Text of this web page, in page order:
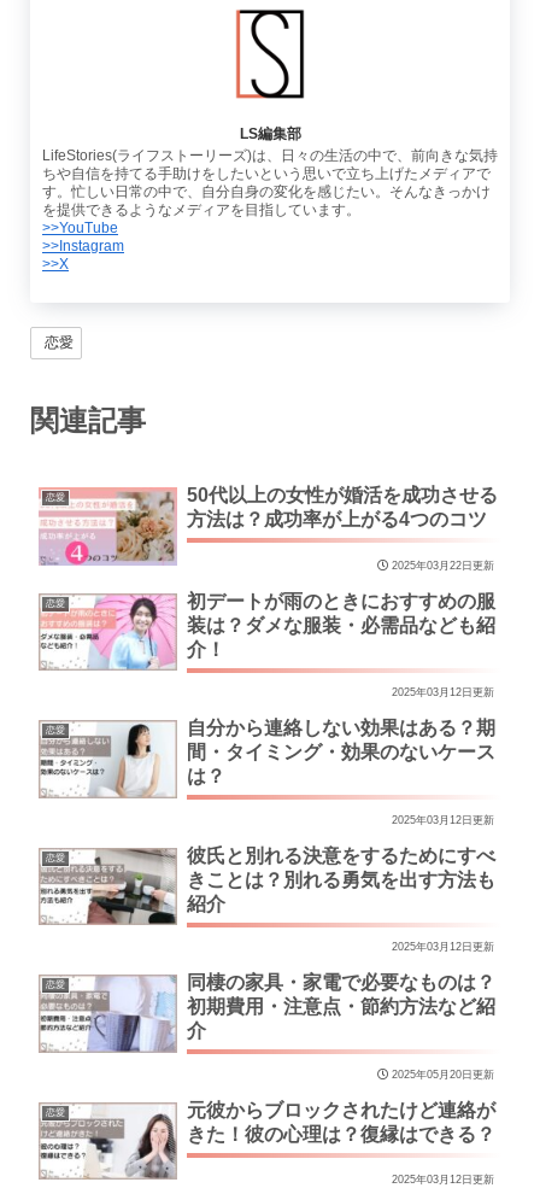
LS編集部
LifeStories(ライフストーリーズ)は、日々の生活の中で、前向きな気持
ちや自信を持てる手助けをしたいという思いで立ち上げたメディアで
す。忙しい日常の中で、自分自身の変化を感じたい。そんなきっかけ
を提供できるようなメディアを目指しています。
>>YouTube
>>Instagram
>>X
恋愛
関連記事
恋愛
50代以上の女性が婚活を成功させる
方法は？成功率が上がる4つのコツ
2025年03月22日更新
恋愛
初デートが雨のときにおすすめの服
装は？ダメな服装・必需品なども紹
介！
2025年03月12日更新
恋愛
自分から連絡しない効果はある？期
間・タイミング・効果のないケース
は？
2025年03月12日更新
恋愛
彼氏と別れる決意をするためにすべ
きことは？別れる勇気を出す方法も
紹介
2025年03月12日更新
恋愛
同棲の家具・家電で必要なものは？
初期費用・注意点・節約方法など紹
介
2025年05月20日更新
恋愛
元彼からブロックされたけど連絡が
きた！彼の心理は？復縁はできる？
2025年03月12日更新